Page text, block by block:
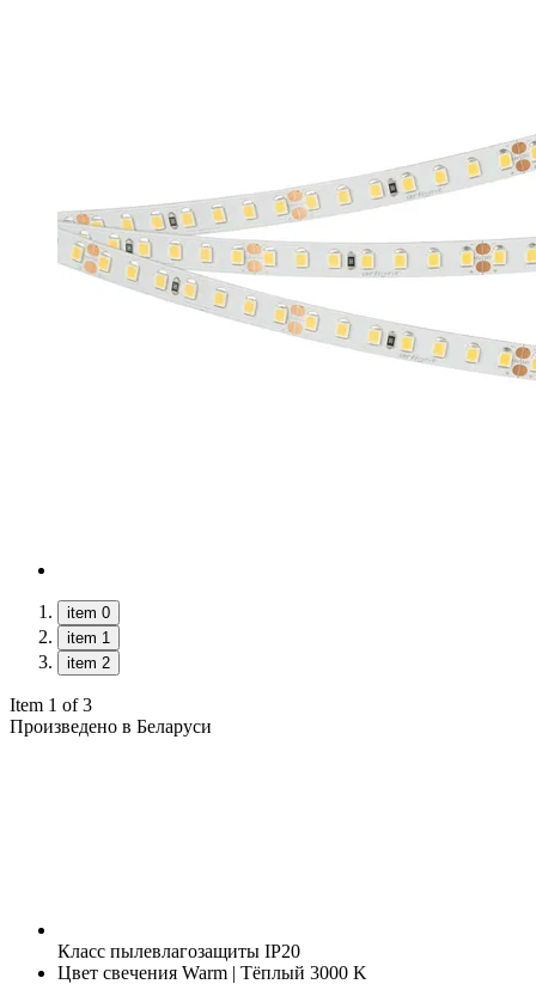
item 0
item 1
item 2
Item 1 of 3
Произведено в Беларуси
Класс пылевлагозащиты IP20
Цвет свечения Warm | Тёплый 3000 K